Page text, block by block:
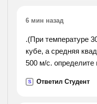
6 мин назад
.(При температуре
кубе, а средняя
500 м/с. определите
S Ответил Студент